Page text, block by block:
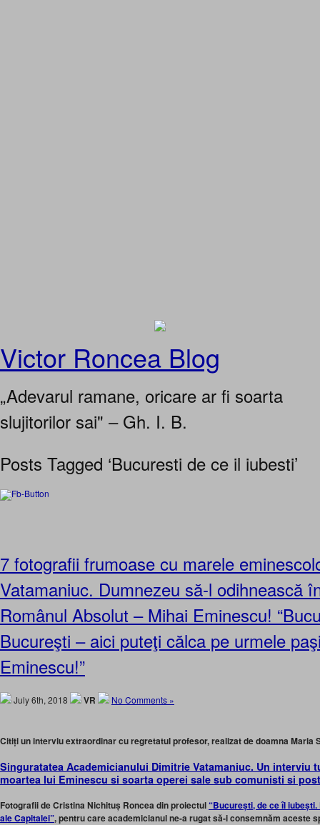
Victor Roncea Blog
„Adevarul ramane, oricare ar fi soarta
slujitorilor sai" – Gh. I. B.
Posts Tagged ‘Bucuresti de ce il iubesti’
7 fotografii frumoase cu marele
Vatamaniuc. Dumnezeu să-l odihnească
Românul Absolut – Mihai Eminescu!
Bucureşti – aici puteţi călca pe urmele
Eminescu!”
July 6th, 2018 VR No Comments »
Citiți un interviu extraordinar cu regretatul profesor, realizat de doamna Maria
Singuratatea Academicianului Dimitrie Vatamaniuc. Un interviu
moartea lui Eminescu si soarta operei sale sub comunisti si
Fotografii de Cristina Nichituș Roncea din proiectul“București, de ce îl
ale Capitalei”, pentru care academicianul ne-a rugat să-i consemnăm aceste